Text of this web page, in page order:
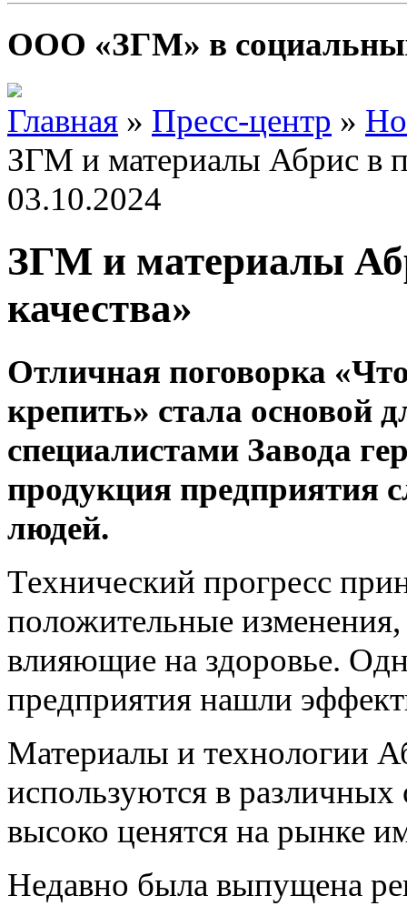
ООО «ЗГМ» в
Главная » Пресс-центр »
ЗГМ и материалы Абрис в
03.10.2024
ЗГМ и материалы
качества»
Отличная поговорка
крепить» стала основой
специалистами Завода
продукция предприятия
людей.
Технический прогресс
положительные
влияющие на здоровье.
предприятия нашли
Материалы и технологии
используются в
высоко ценятся на рынке
Недавно была выпущена